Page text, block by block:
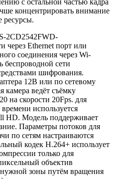
концентрировать внимание
ресурсы.
2CD2542FWD-
через Ethernet порт или
соединения через Wi-
беспроводной сети
шифрования.
12В или по сетевому
камера ведёт съёмку
на скорости 20Fps. для
используется
HD. Модель поддерживает
Параметры потоков для
по сетям настраиваются
кодек H.264+ использует
только для
объектив
нужной зоны путём вращения